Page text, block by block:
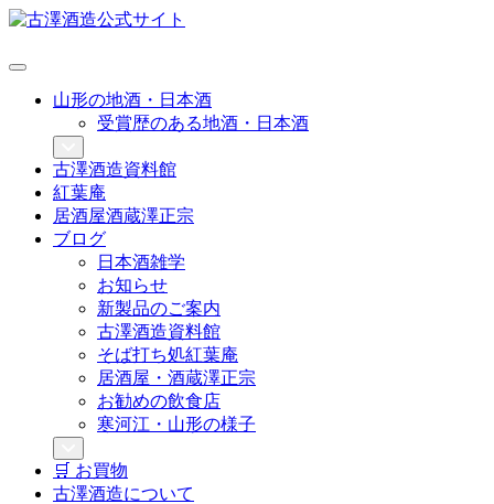
山形の地酒・日本酒
受賞歴のある地酒・日本酒
古澤酒造資料館
紅葉庵
居酒屋酒蔵澤正宗
ブログ
日本酒雑学
お知らせ
新製品のご案内
古澤酒造資料館
そば打ち処紅葉庵
居酒屋・酒蔵澤正宗
お勧めの飲食店
寒河江・山形の様子
🛒 お買物
古澤酒造について